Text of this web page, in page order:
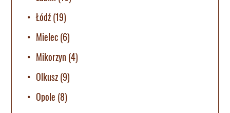
Łódź(19)
Mielec(6)
Mikorzyn (4)
Olkusz(9)
Opole (8)